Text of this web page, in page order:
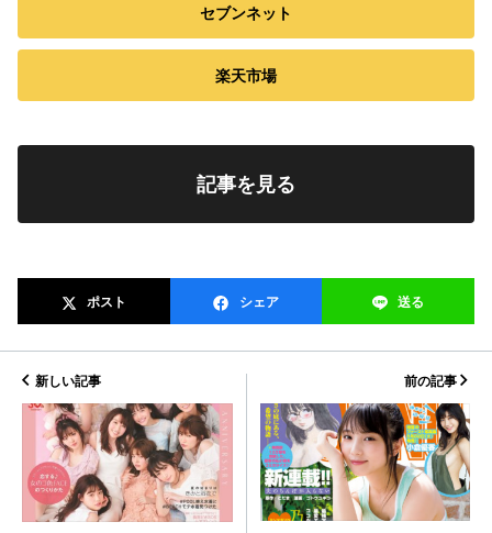
セブンネット
楽天市場
記事を見る
ポスト シェア 送る
新しい記事 前の記事